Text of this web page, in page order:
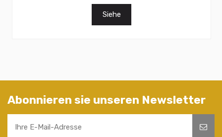
Siehe
Abonnieren sie unseren Newsletter